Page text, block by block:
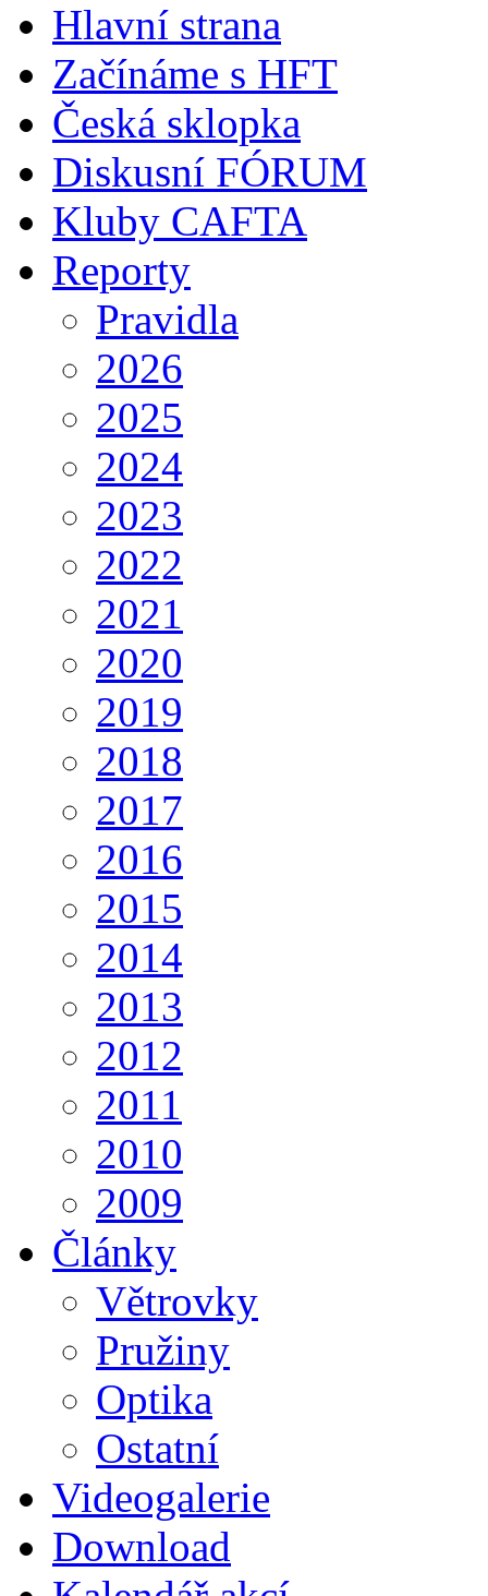
Hlavní strana
Začínáme s HFT
Česká sklopka
Diskusní FÓRUM
Kluby CAFTA
Reporty
Pravidla
2026
2025
2024
2023
2022
2021
2020
2019
2018
2017
2016
2015
2014
2013
2012
2011
2010
2009
Články
Větrovky
Pružiny
Optika
Ostatní
Videogalerie
Download